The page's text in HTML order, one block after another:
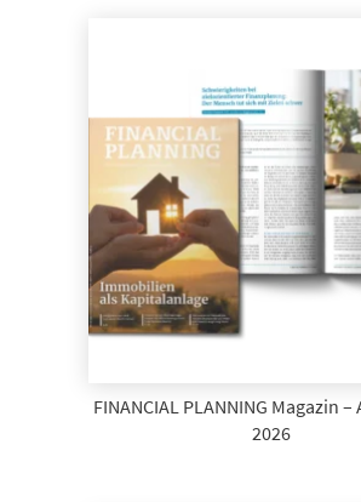
FINANCIAL PLANNING Magazin
2026